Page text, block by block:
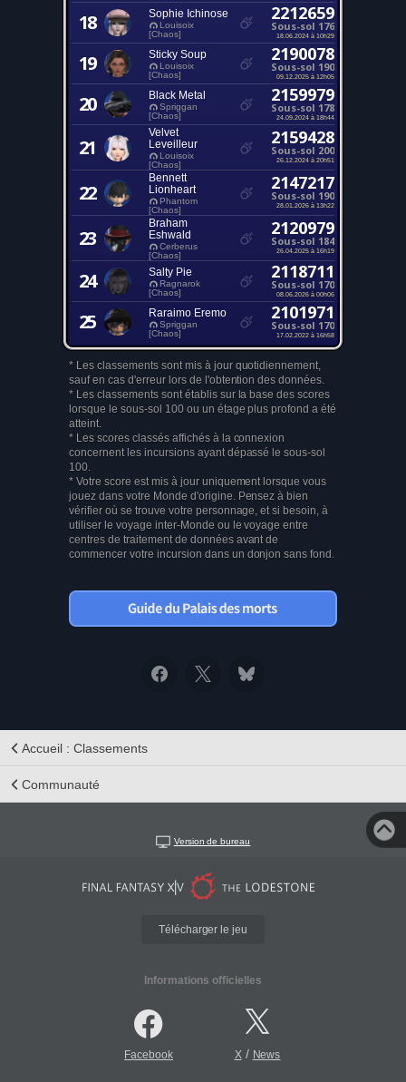
18 Sophie Ichinose
Louisoix
[Chaos]
2212659
Sous-sol 176
18.06.2024 à 10h29
19 Sticky Soup
Louisoix
[Chaos]
2190078
Sous-sol 190
09.12.2025 à 12h05
20 Black Metal
Spriggan
[Chaos]
2159979
Sous-sol 178
24.09.2024 à 18h44
21
Velvet
Leveilleur
Louisoix
[Chaos]
2159428
Sous-sol 200
26.12.2024 à 20h51
22
Bennett
Lionheart
Phantom
[Chaos]
2147217
Sous-sol 190
28.01.2026 à 13h22
23
Braham
Eshwald
Cerberus
[Chaos]
2120979
Sous-sol 184
26.04.2025 à 16h19
24 Salty Pie
Ragnarok
[Chaos]
2118711
Sous-sol 170
08.06.2026 à 00h06
25 Raraimo Eremo
Spriggan
[Chaos]
2101971
Sous-sol 170
17.02.2022 à 16h58
* Les classements sont mis à jour quotidiennement,
sauf en cas d'erreur lors de l'obtention des données.
* Les classements sont établis sur la base des scores
lorsque le sous-sol 100 ou un étage plus profond a été
atteint.
* Les scores classés affichés à la connexion
concernent les incursions ayant dépassé le sous-sol
100.
* Votre score est mis à jour uniquement lorsque vous
jouez dans votre Monde d'origine. Pensez à bien
vérifier où se trouve votre personnage, et si besoin, à
utiliser le voyage inter-Monde ou le voyage entre
centres de traitement de données avant de
commencer votre incursion dans un donjon sans fond.
Accueil : Classements
Communauté
Version de bureau
Télécharger le jeu
Informations officielles
Facebook X/ News